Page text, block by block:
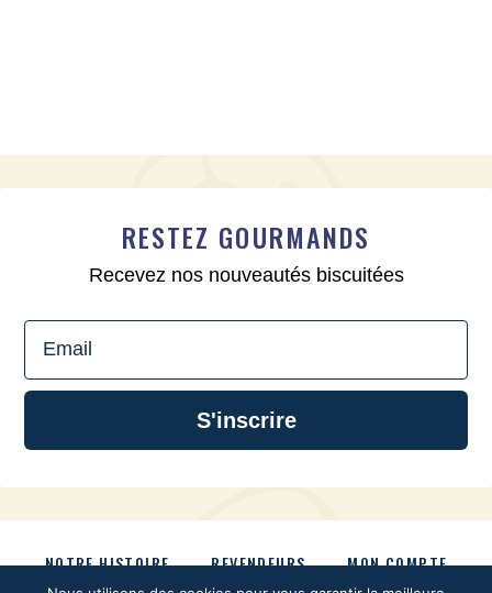
RESTEZ GOURMANDS
Recevez nos nouveautés biscuitées
Email
S'inscrire
NOTRE HISTOIRE REVENDEURS MON COMPTE